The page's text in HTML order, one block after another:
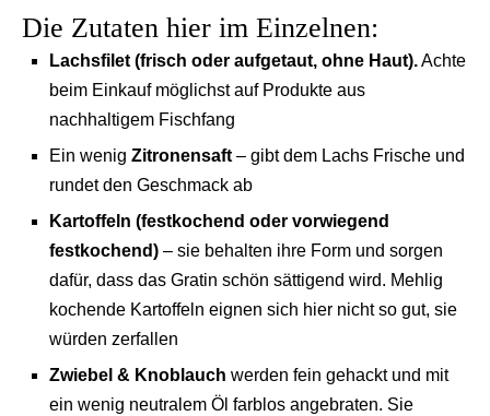
Die Zutaten hier im Einzelnen:
Lachsfilet (frisch oder aufgetaut, ohne Haut).Achte
beim Einkauf möglichst auf Produkte aus
nachhaltigem Fischfang
Ein wenig Zitronensaft – gibt dem Lachs Frische und
rundet den Geschmack ab
Kartoffeln (festkochend oder vorwiegend
festkochend) – sie behalten ihre Form und sorgen
dafür, dass das Gratin schön sättigend wird. Mehlig
kochende Kartoffeln eignen sich hier nicht so gut, sie
würden zerfallen
Zwiebel & Knoblauch werden fein gehackt und mit
ein wenig neutralem Öl farblos angebraten. Sie